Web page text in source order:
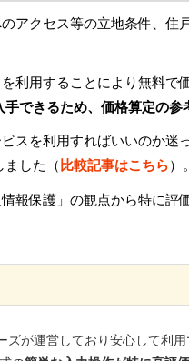
アクセス等の立地条件、住
を利用することにより無料で
できるため、価格算定の参
スを利用すればいいのか迷
ました（比較記事はこちら）。
報保護」の観点から特に評